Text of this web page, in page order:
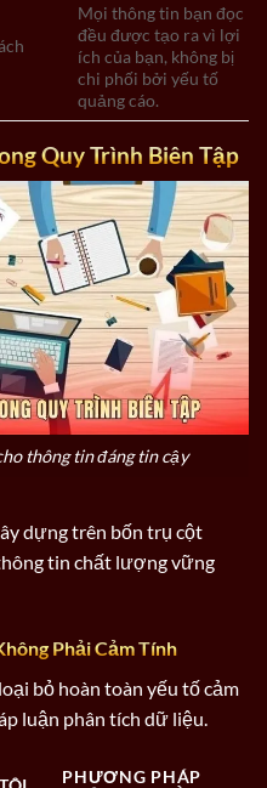
Mọi thông tin bạn đọc
đều được tạo ra vì lợi
ích của bạn, không bị
chi phối bởi yếu tố
quảng cáo.
Quy Trình Biên Tập
thông tin đáng tin cậy
dựng trên bốn trụ cột
tin chất lượng vững
Phải Cảm Tính
bỏ hoàn toàn yếu tố cảm
luận phân tích dữ liệu.
PHƯƠNG PHÁP